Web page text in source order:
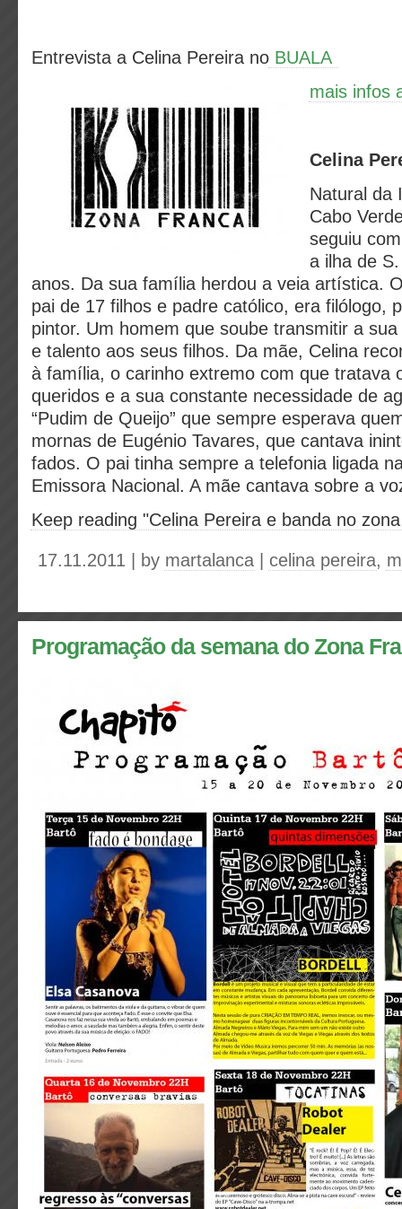
Entrevista a Celina Pereira no BUALA
mais infos
Celina
Natural da
Cabo
seguiu
a ilha de
anos. Da sua família herdou a veia artística.
pai de 17 filhos e padre católico, era filólogo,
pintor. Um homem que soube transmitir a
e talento aos seus filhos. Da mãe, Celina
à família, o carinho extremo com que tratava
queridos e a sua constante necessidade de
“Pudim de Queijo” que sempre esperava
mornas de Eugénio Tavares, que cantava
fados. O pai tinha sempre a telefonia ligada
Emissora Nacional. A mãe cantava sobre a
Keep reading "Celina Pereira e banda no
17.11.2011 | by martalanca celina pereira,
Programação da semana do Zona